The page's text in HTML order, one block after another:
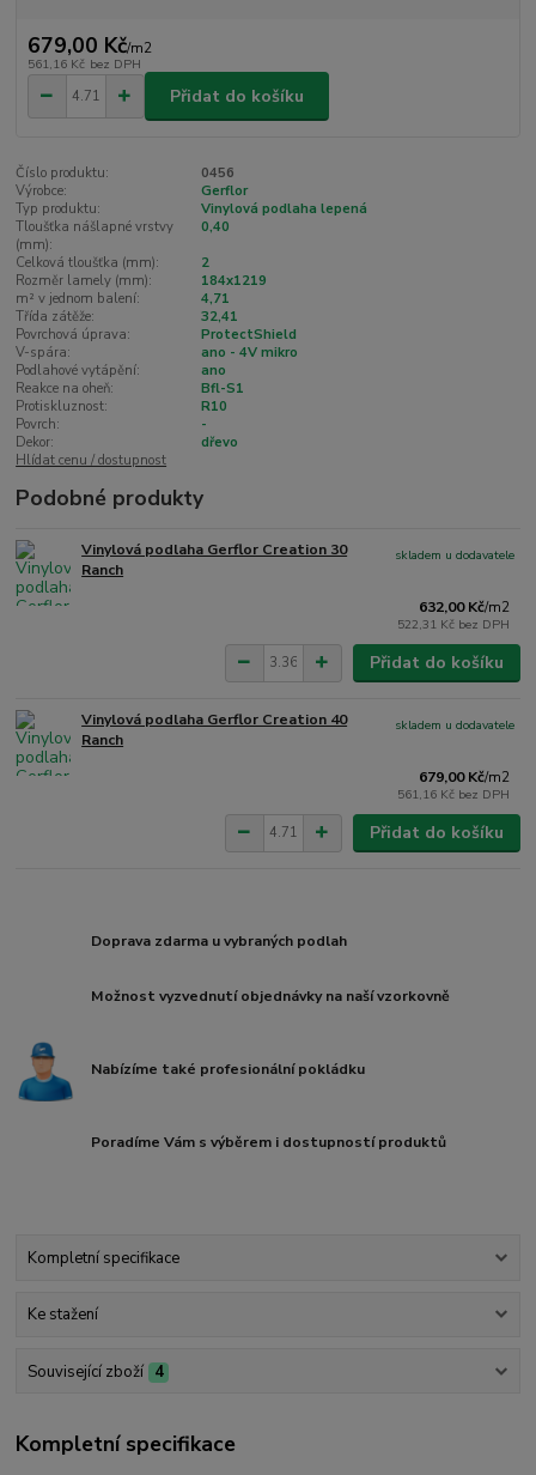
679,00 Kč/m2
561,16 Kč bez DPH
Přidat do košíku
Číslo produktu:
0456
Výrobce:
Gerflor
Typ produktu:
Vinylová podlaha lepená
Tloušťka nášlapné vrstvy
(mm):
0,40
Celková tloušťka (mm):
2
Rozměr lamely (mm):
184x1219
m² v jednom balení:
4,71
Třída zátěže:
32,41
Povrchová úprava:
ProtectShield
V-spára:
ano - 4V mikro
Podlahové vytápění:
ano
Reakce na oheň:
Bfl-S1
Protiskluznost:
R10
Povrch:
-
Dekor:
dřevo
Hlídat cenu / dostupnost
Podobné produkty
Vinylová podlaha Gerflor Creation 30
Ranch
632,00 Kč/m2
522,31 Kč bez DPH
skladem u dodavatele
Přidat do košíku
Vinylová podlaha Gerflor Creation 40
Ranch
679,00 Kč/m2
561,16 Kč bez DPH
skladem u dodavatele
Přidat do košíku
Doprava zdarma u vybraných podlah
Možnost vyzvednutí objednávky na naší vzorkovně
Nabízíme také profesionální pokládku
Poradíme Vám s výběrem i dostupností produktů
Kompletní specifikace
Ke stažení
Související zboží 4
Kompletní specifikace